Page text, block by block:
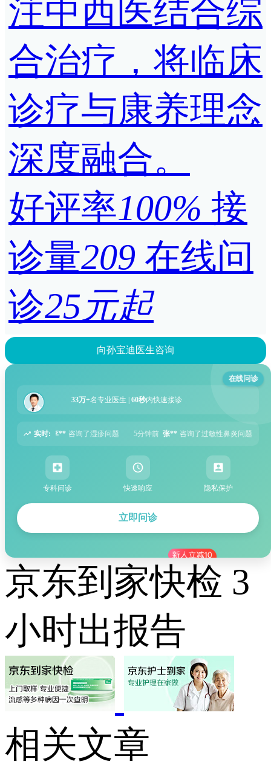
注中西医结合综
合治疗，将临床
诊疗与康养理念
深度融合。
好评率100% 接
诊量209 在线问
诊25元起
向孙宝迪医生咨询
在线问诊
33万+名专业医生 | 60秒内快速接诊
实时:
5分钟前 张** 咨询了过敏性鼻炎问题 6分钟前 周** 咨询了胃痛问题
专科问诊 快速响应 隐私保护
立即问诊
京东到家快检 3
小时出报告
相关文章